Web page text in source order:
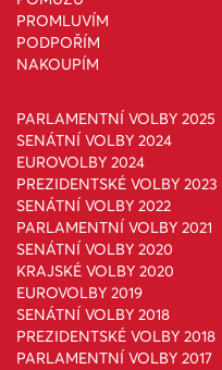
PROMLUVÍM
PODPOŘÍM
NAKOUPÍM
PARLAMENTNÍ VOLBY 2025
SENÁTNÍ VOLBY 2024
EUROVOLBY 2024
PREZIDENTSKÉ VOLBY 2023
SENÁTNÍ VOLBY 2022
PARLAMENTNÍ VOLBY 2021
SENÁTNÍ VOLBY 2020
KRAJSKÉ VOLBY 2020
EUROVOLBY 2019
SENÁTNÍ VOLBY 2018
PREZIDENTSKÉ VOLBY 2018
PARLAMENTNÍ VOLBY 2017